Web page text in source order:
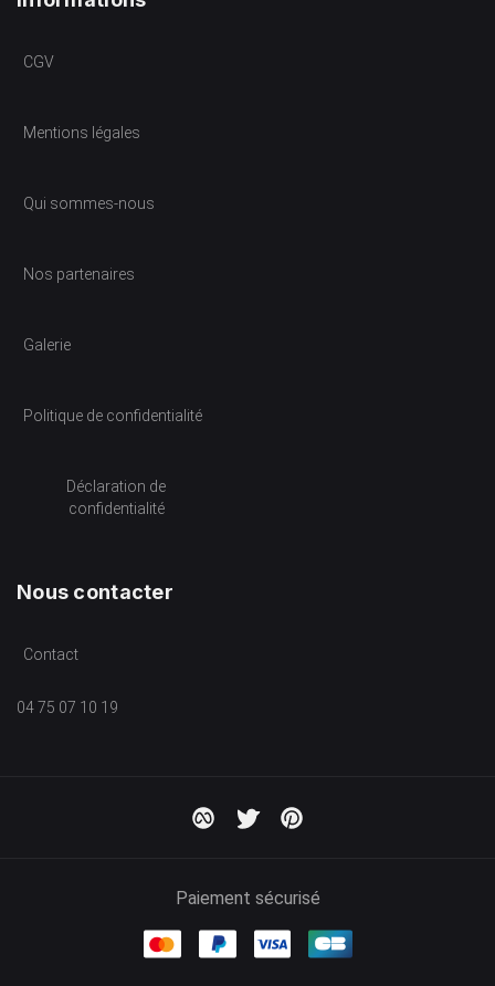
CGV
Mentions légales
Qui sommes-nous
Nos partenaires
Galerie
Politique de confidentialité
Déclaration de
confidentialité
Nous contacter
Contact
04 75 07 10 19
Paiement sécurisé